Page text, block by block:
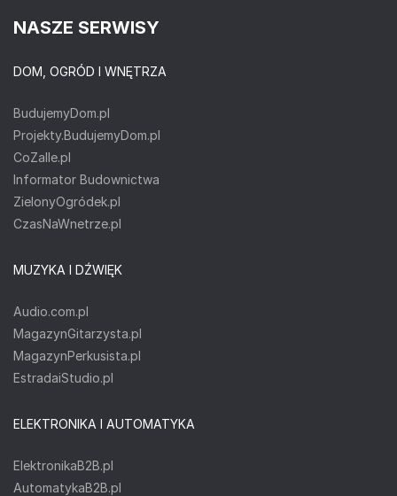
NASZE SERWISY
DOM, OGRÓD I WNĘTRZA
BudujemyDom.pl
Projekty.BudujemyDom.pl
CoZaIle.pl
Informator Budownictwa
ZielonyOgródek.pl
CzasNaWnetrze.pl
MUZYKA I DŹWIĘK
Audio.com.pl
MagazynGitarzysta.pl
MagazynPerkusista.pl
EstradaiStudio.pl
ELEKTRONIKA I AUTOMATYKA
ElektronikaB2B.pl
AutomatykaB2B.pl